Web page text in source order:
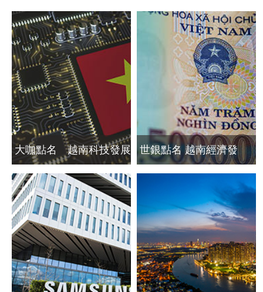
大咖點名 越南科技發展
大躍進
世銀點名 越南經濟發